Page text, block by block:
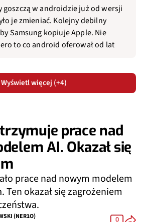
w androidzie już od wersji
je zmieniać. Kolejny debilny
Samsung kopiuje Apple. Nie
to co android oferował od lat
Wyświetl więcej (+4)
prace nad
AI. Okazał się
prace nad nowym modelem
Ten okazał się zagrożeniem
(NER1O)
0